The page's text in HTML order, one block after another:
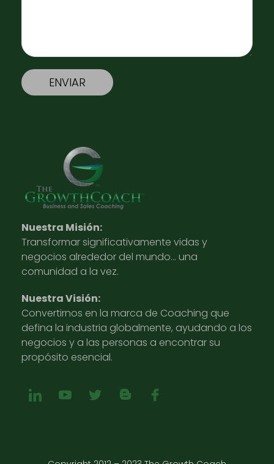
Nuestra Misión:
Transformar significativamente vidas y
negocios alrededor del mundo… una
comunidad a la vez.
Nuestra Visión:
Convertirnos en la marca de Coaching que
defina la industria globalmente, ayudando a los
negocios y a las personas a encontrar su
propósito esencial.